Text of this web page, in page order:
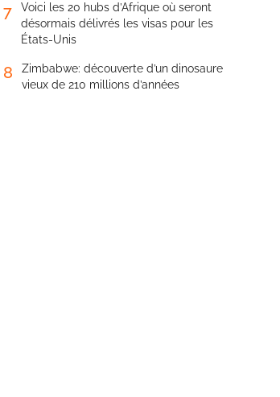
7
Voici les 20 hubs d’Afrique où seront
désormais délivrés les visas pour les
États-Unis
8
Zimbabwe: découverte d’un dinosaure
vieux de 210 millions d’années